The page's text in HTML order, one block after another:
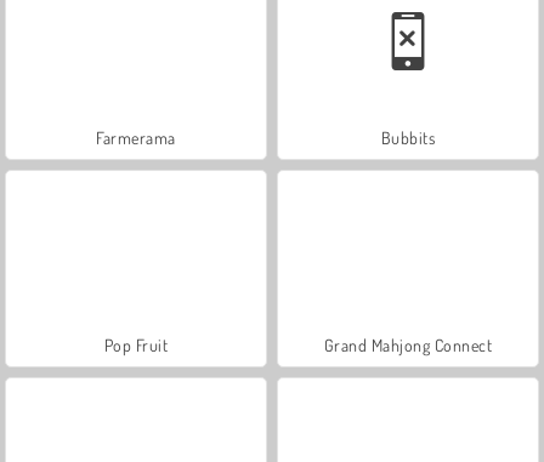
Farmerama Bubbits
Pop Fruit Grand Mahjong Connect